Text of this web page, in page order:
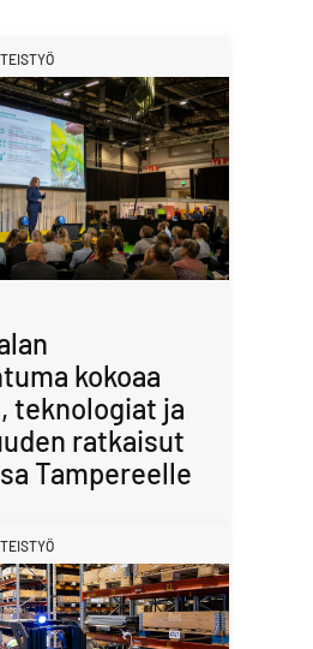
kokoaa
teknologiat ja
ratkaisut
Tampereelle